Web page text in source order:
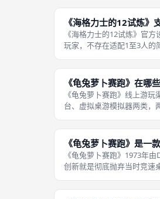
材取自完整希腊十二试炼神
《海格力士的12试炼》
《海格力士的12试炼》官
玩家，不存在适配1至3人的
同时参与对局，不同人数下
条件、角色牌配比会同步调
《龟兔萝卜赛跑》在哪
《龟兔萝卜赛跑》线上游
台、虚拟桌游模拟器两类，
色变体，国内成都桌游爱好
问，实现在线远程组队推演
《龟兔萝卜赛跑》是一
《龟兔萝卜赛跑》1973年
创新就是彻底抛弃当时竞速
前进距离、资源收支、路线